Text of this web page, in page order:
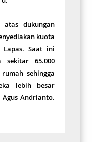
dukungan
kuota
Saat ini
sekitar 65.000
sehingga
lebih besar
Andrianto.